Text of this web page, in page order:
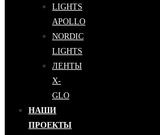
LIGHTS
APOLLO
NORDIC
LIGHTS
ЛЕНТЫ
X-
GLO
НАШИ
ПРОЕКТЫ